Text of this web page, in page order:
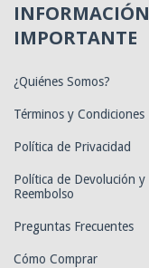
INFORMACIÓN
IMPORTANTE
¿Quiénes Somos?
Términos y Condiciones
Política de Privacidad
Política de Devolución y
Reembolso
Preguntas Frecuentes
Cómo Comprar